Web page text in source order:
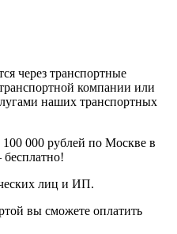
через транспортные
компании или
наших транспортных
000 рублей по Москве в
лиц и ИП.
вы сможете оплатить